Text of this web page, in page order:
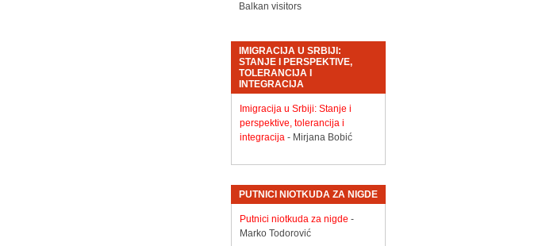
Balkan visitors
IMIGRACIJA U SRBIJI:
STANJE I PERSPEKTIVE,
TOLERANCIJA I
INTEGRACIJA
Imigracija u Srbiji: Stanje i
perspektive, tolerancija i
integracija- Mirjana Bobić
PUTNICI NIOTKUDA ZA NIGDE
Putnici niotkuda za nigde -
Marko Todorović